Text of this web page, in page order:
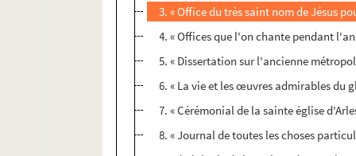
3. « Office du très saint nom de Jésus
4. « Offices que l'on chante pendant
5. « Dissertation sur l'ancienne
6. « La vie et les œuvres admirables du
7. « Cérémonial de la sainte église
8. « Journal de toutes les choses